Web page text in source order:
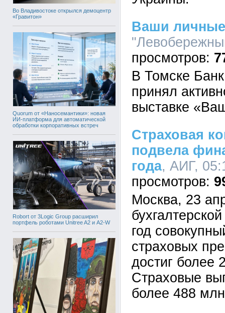
Во Владивостоке открылся демоцентр
«Гравитон»
Quorum от «Наносемантики»: новая
ИИ-платформа для автоматической
обработки корпоративных встреч
Robort от 3Logic Group расширил
портфель роботами Unitree A2 и A2-W
Ваши
В Томске
принял
выставке
Страховая
подвела
года, АИГ,
Москва, 23
год
страховых
достиг более
Страховые
более 488